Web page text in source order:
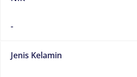
-
Jenis Kelamin